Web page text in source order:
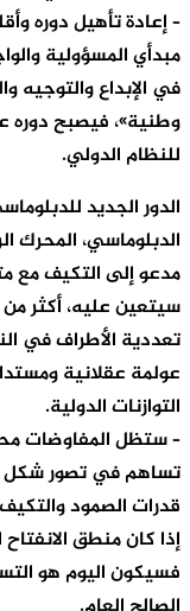
– إعادة تأهيل دوره
مبدأي المسؤولية
في الإبداع والتوجيه
وطنية»، فيصبح دوره
للنظام الدولي.
الدور الجديد
الدبلوماسي، المحرك
مدعو إلى التكيف مع
سيتعين عليه، أكثر
تعددية الأطراف في
عولمة عقلانية
التوازنات الدولية.
– ستظل المفاوضات
تساهم في تصور شكل
قدرات الصمود
إذا كان منطق
فسيكون اليوم هو